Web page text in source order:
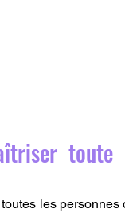
toute
les personnes